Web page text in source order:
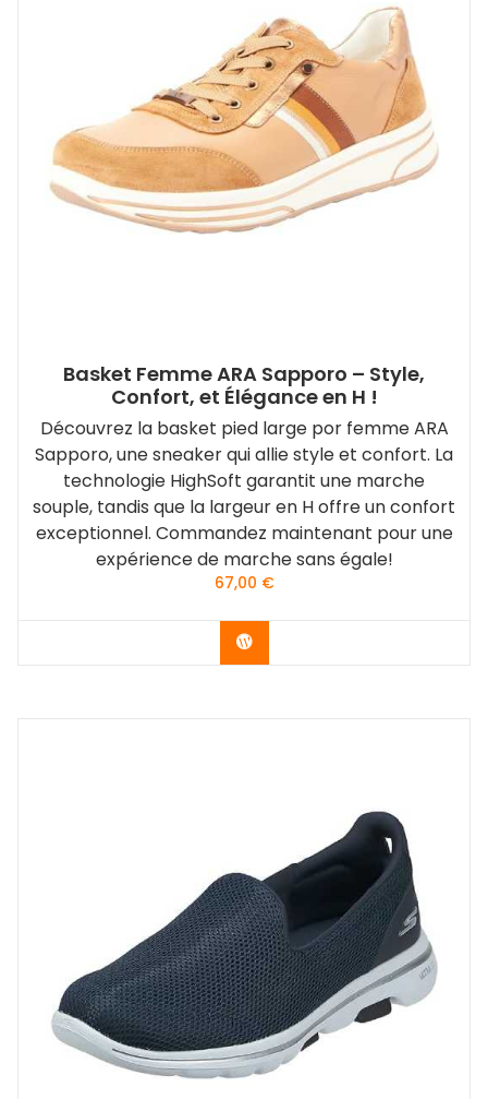
Basket Femme ARA Sapporo – Style,
Confort, et Élégance en H !
Découvrez la basket pied large por femme ARA
Sapporo, une sneaker qui allie style et confort. La
technologie HighSoft garantit une marche
souple, tandis que la largeur en H offre un confort
exceptionnel. Commandez maintenant pour une
expérience de marche sans égale!
67,00 €
Acheter le produit